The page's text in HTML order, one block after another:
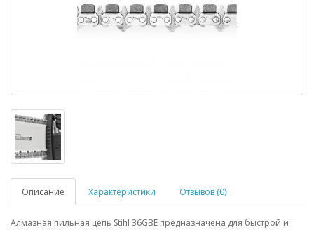
Описание Характеристики Отзывов (0)
Алмазная пильная цепь Stihl 36GBE предназначена для быстрой и